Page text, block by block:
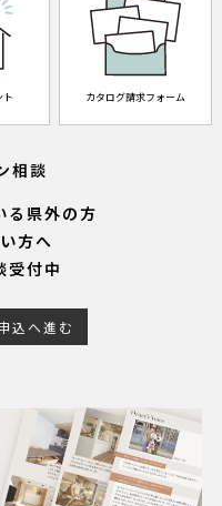
ト カタログ請求フォーム
相談
る県外の方
方へ
受付中
込へ進む